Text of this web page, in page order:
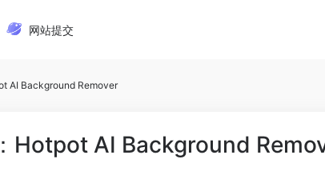
网站提交
AI Background Remover
Hotpot AI Background